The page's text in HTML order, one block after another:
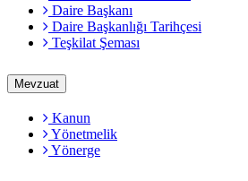
Daire Başkanı
Daire Başkanlığı Tarihçesi
Teşkilat Şeması
Mevzuat
Kanun
Yönetmelik
Yönerge